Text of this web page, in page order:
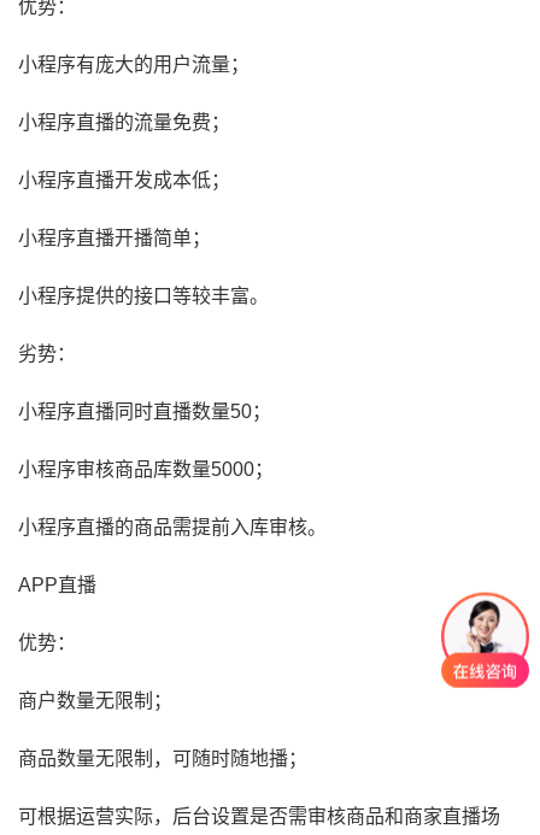
优势：
小程序有庞大的用户流量；
小程序直播的流量免费；
小程序直播开发成本低；
小程序直播开播简单；
小程序提供的接口等较丰富。
劣势：
小程序直播同时直播数量50；
小程序审核商品库数量5000；
小程序直播的商品需提前入库审核。
APP直播
优势：
商户数量无限制；
商品数量无限制，可随时随地播；
可根据运营实际，后台设置是否需审核商品和商家直播场